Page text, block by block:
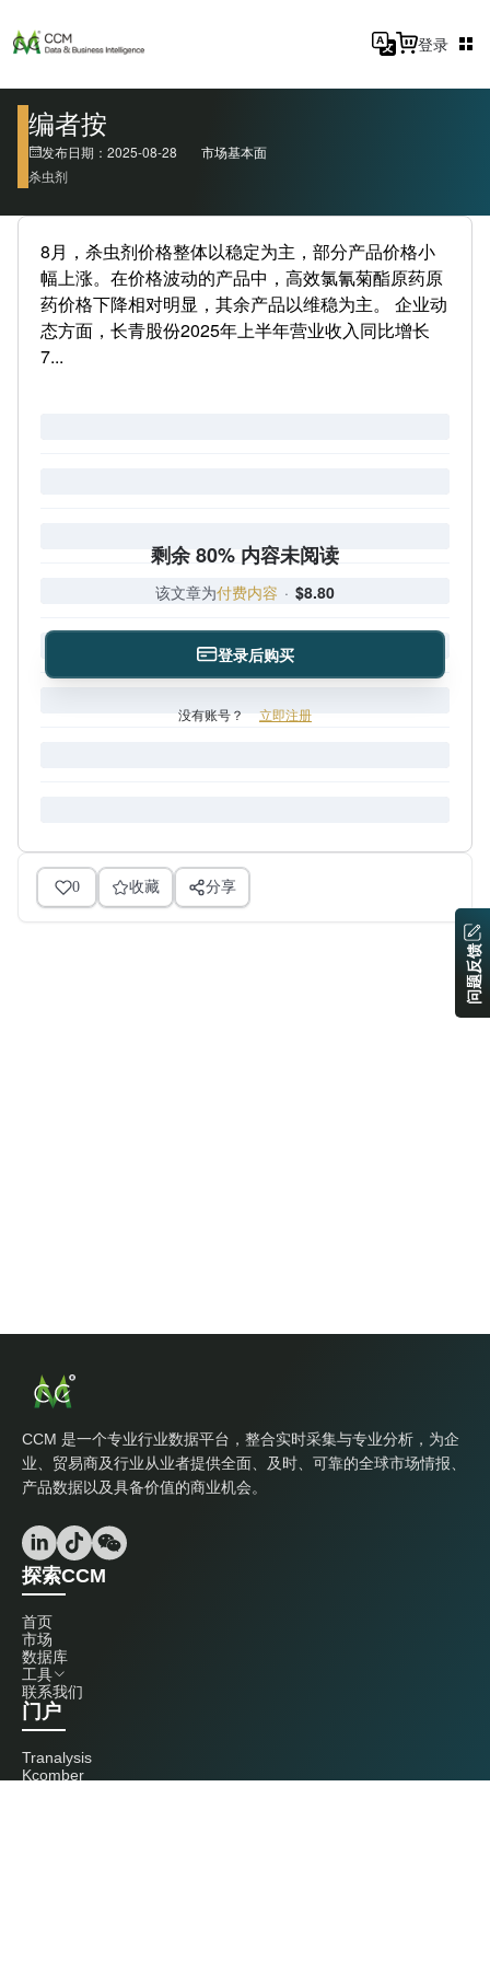
登录
编者按
发布日期：2025-08-28
市场基本面
杀虫剂
8月，杀虫剂价格整体以稳定为主，部分产品价格小
幅上涨。在价格波动的产品中，高效氯氰菊酯原药原
药价格下降相对明显，其余产品以维稳为主。 企业动
态方面，长青股份2025年上半年营业收入同比增长
7...
剩余 80% 内容未阅读
该文章为付费内容 · $8.80
登录后购买
没有账号？ 立即注册
0 收藏 分享
CCM 是一个专业行业数据平台，整合实时采集与专业分析，为企
业、贸易商及行业从业者提供全面、及时、可靠的全球市场情报、
产品数据以及具备价值的商业机会。
探索CCM
首页
市场
数据库
工具
联系我们
门户
Tranalysis
Kcomber
问题反馈